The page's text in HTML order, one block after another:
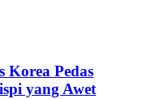
Korea Pedas
yang Awet